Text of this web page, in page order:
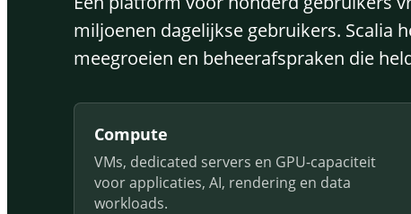
miljoenen dagelijkse gebruikers. Scalia
meegroeien en beheerafspraken die
Compute
VMs, dedicated servers en GPU-capaciteit
voor applicaties, AI, rendering en data
workloads.